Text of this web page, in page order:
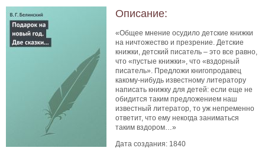
Описание:
«Общее мнение осудило детские книжки
на ничтожество и презрение. Детские
книжки, детский писатель – это все равно,
что «пустые книжки», что «вздорный
писатель». Предложи книгопродавец
какому-нибудь известному литератору
написать книжку для детей: если еще не
обидится таким предложением наш
известный литератор, то уж непременно
ответит, что ему некогда заниматься
таким вздором…»
Дата создания: 1840